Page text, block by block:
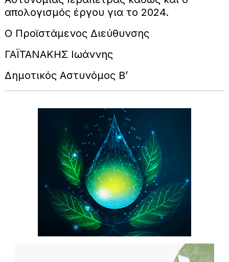
απολογισμός έργου για το 2024.
Ο Προϊστάμενος Διεύθυνσης
ΓΑΪΤΑΝΑΚΗΣ Ιωάννης
Δημοτικός Αστυνόμος Β’